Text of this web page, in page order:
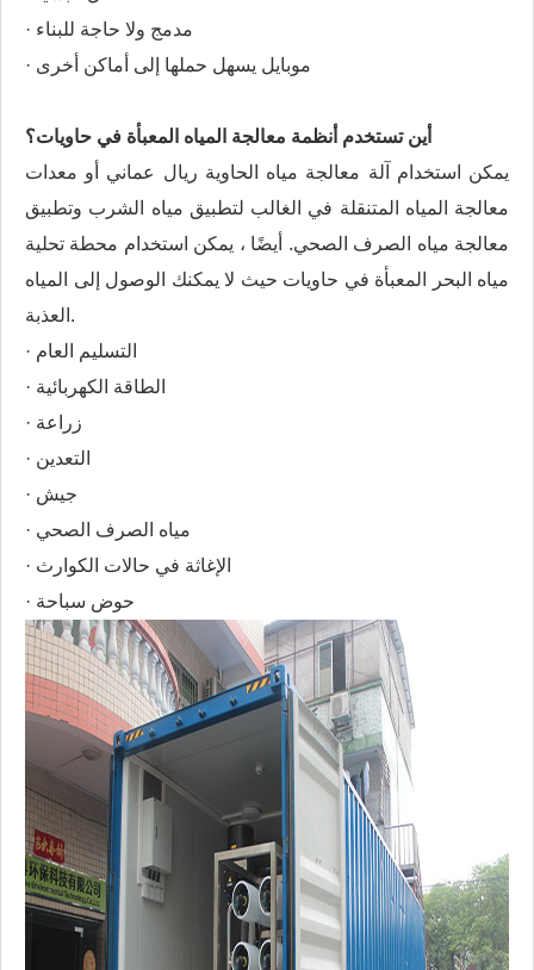
· مدمج ولا حاجة للبناء
· موبايل يسهل حملها إلى أماكن أخرى
أين تستخدم أنظمة معالجة المياه المعبأة في حاويات؟
يمكن استخدام آلة معالجة مياه الحاوية ريال عماني أو معدات
معالجة المياه المتنقلة في الغالب لتطبيق مياه الشرب وتطبيق
معالجة مياه الصرف الصحي. أيضًا ، يمكن استخدام محطة تحلية
مياه البحر المعبأة في حاويات حيث لا يمكنك الوصول إلى المياه
العذبة.
· التسليم العام
· الطاقة الكهربائية
· زراعة
· التعدين
· جيش
· مياه الصرف الصحي
· الإغاثة في حالات الكوارث
· حوض سباحة